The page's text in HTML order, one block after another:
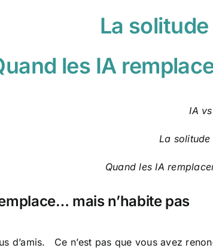
La
les IA
IA
La
Quand les IA
mais n’habite pas
d’amis. Ce n’est pas que vous avez